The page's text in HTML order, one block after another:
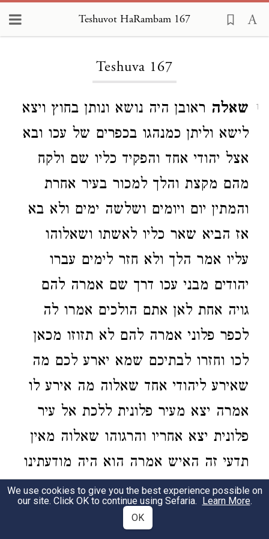
Teshuvot HaRambam 167
Teshuva 167
1 שאלה ראובן היה נושא ונותן בחוץ ויצא
לישא וליתן כמנהגו בכפרים של עכו ובא
אצל יהודי אחד והפקיד כליו שם ולקח
מהם מקצת והלך למכור בעיר אחרת
והמתין יום ויומים ושלשה ימים ולא בא
אז הביא שאר כליו לאשתו ושאלוהו
עליו אמר הלך ולא חזר לימים עברו
יהודים מבני עכו דרך שם אמרה להם
גויה אחת לאן אתם הולכים אמרו לה
לכפר פלוני אמרה להם לא תזוזו מכאן
לכו וחזרו לבתיכם שמא יארע לכם מה
שאירע ליהודי אחד שאלוה מה אירע לו
אמרה יצא מעיר פלונית ללכת אל עיר
פלונית יצא אחריו והרגוהו שאלוה מאין
תדעי זה האיש אמרה הוא היה מודעתינו
כשהיה בעכו ועשה מלאכתינו וספרה
להם דמותו וכשבאו העדים השומעים אל
We use cookies to give you the best experience possible on
our site. Click OK to continue using Sefaria. Learn More.
OK